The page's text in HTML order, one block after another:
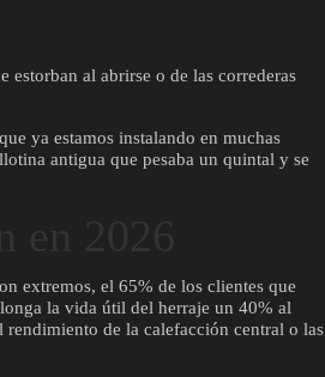
estorban al abrirse o de las correderas
ya estamos instalando en muchas
antigua que pesaba un quintal y se
extremos, el 65% de los clientes que
la vida útil del herraje un 40% al
de la calefacción central o las